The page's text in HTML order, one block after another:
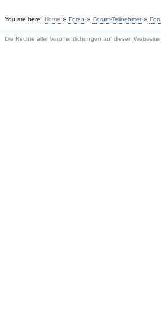
You are here: Home » Foren » Forum-Teilnehmer »
Die Rechte aller Veröffentlichungen auf diesen